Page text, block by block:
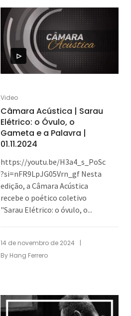
Video
Câmara Acústica | Sarau
Elétrico: o Óvulo, o
Gameta e a Palavra |
01.11.2024
https://youtu.be/H3a4_s_PoSc
?si=nFR9LpJG05Vrn_gf Nesta
edição, a Câmara Acústica
recebe o poético coletivo
"Sarau Elétrico: o óvulo, o...
14 de novembro de 2024
|
By Hang Ferrero